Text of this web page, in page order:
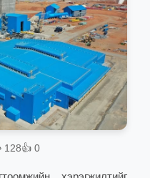
👍 0